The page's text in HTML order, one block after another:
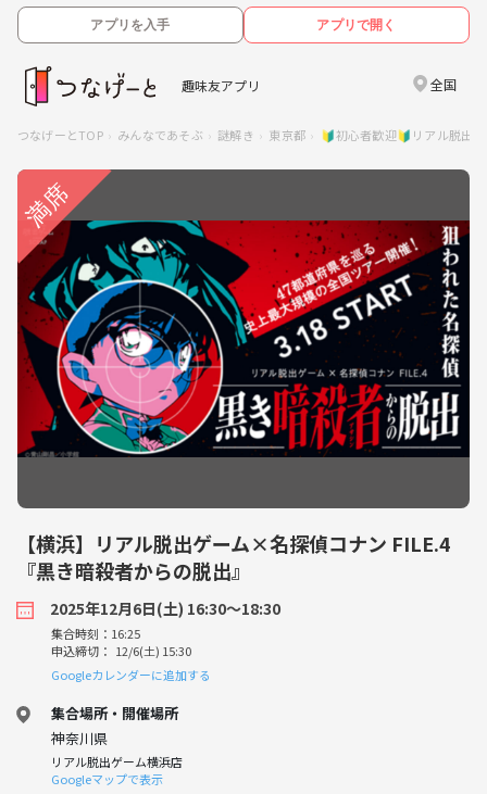
アプリを入手 アプリで開く
趣味友アプリ 全国
つなげーとTOP みんなであそぶ 謎解き 東京都 🔰初心者歓迎🔰リアル脱出
【横浜】リアル脱出ゲーム×名探偵コナン FILE.4
『黒き暗殺者からの脱出』
2025年12月6日(土) 16:30〜18:30
集合時刻：16:25
申込締切： 12/6(土) 15:30
Googleカレンダーに追加する
集合場所・開催場所
神奈川県
リアル脱出ゲーム横浜店
Googleマップで表示